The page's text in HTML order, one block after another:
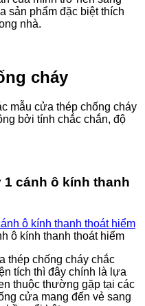
sản phẩm đặc biệt thích
nhà.
cháy
mẫu cửa thép chống cháy
bởi tính chắc chắn, độ
cánh ô kính thanh
ô kính thanh thoát hiểm
thép chống cháy chắc
tích thì đây chính là lựa
thuộc thường gặp tại các
cửa mang đến vẻ sang